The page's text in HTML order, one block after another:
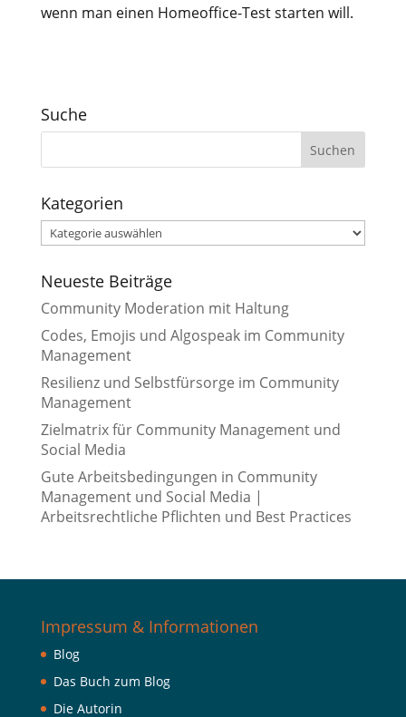
wenn man einen Homeoffice-Test starten will.
Suche
Kategorien
Kategorien
Neueste Beiträge
Community Moderation mit Haltung
Codes, Emojis und Algospeak im Community
Management
Resilienz und Selbstfürsorge im Community
Management
Zielmatrix für Community Management und
Social Media
Gute Arbeitsbedingungen in Community
Management und Social Media |
Arbeitsrechtliche Pflichten und Best Practices
Impressum & Informationen
Blog
Das Buch zum Blog
Die Autorin